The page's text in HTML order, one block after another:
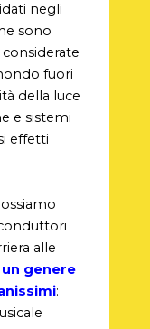
negli
sono
fuori
della luce
e sistemi
effetti
alle
genere
: